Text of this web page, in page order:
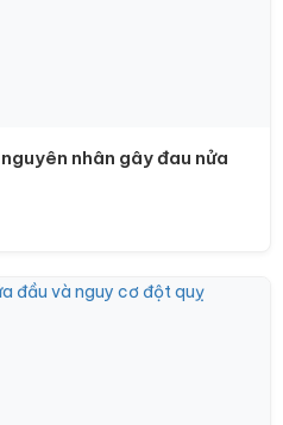
nhân gây đau nửa